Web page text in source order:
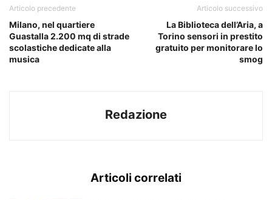
Articolo precedente
Milano, nel quartiere
Guastalla 2.200 mq di strade
scolastiche dedicate alla
musica
Articolo successivo
La Biblioteca dell’Aria, a
Torino sensori in prestito
gratuito per monitorare lo
smog
Redazione
Articoli correlati